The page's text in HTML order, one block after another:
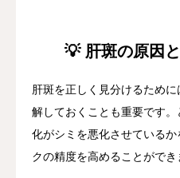
💡 肝斑の原因
肝斑を正しく見分けるため
解しておくことも重要です
化がシミを悪化させている
クの精度を高めることができ